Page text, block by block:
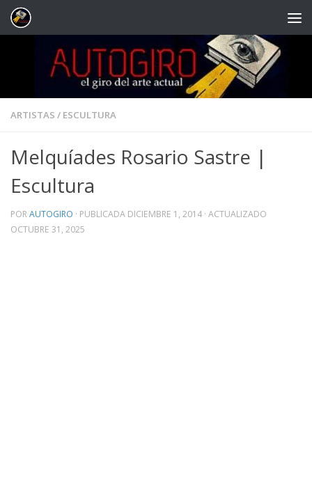
Saltar al contenido
ARTISTAS / ESCULTURA
Melquíades Rosario Sastre |
Escultura
PORAUTOGIRO · PUBLICADA DICIEMBRE 1, 2014 · ACTUALIZADO
OCTUBRE 31, 2025